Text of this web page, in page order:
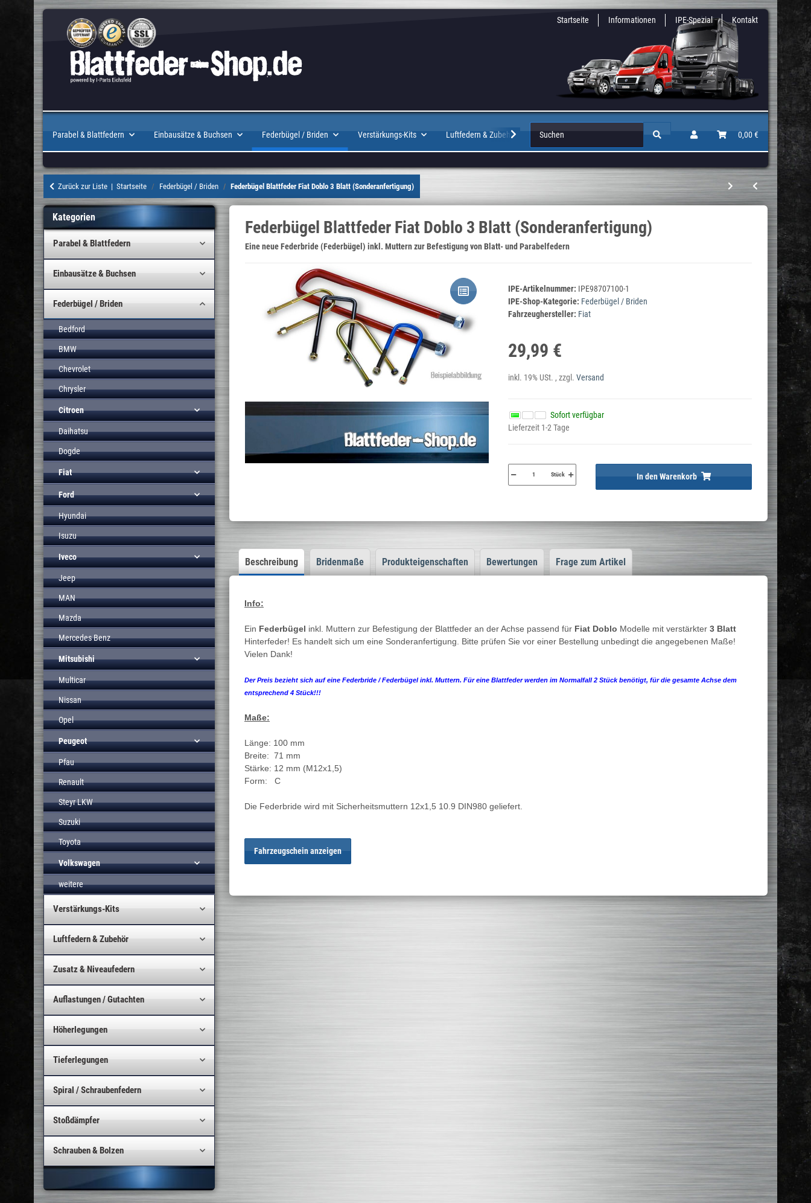
Startseite Informationen IPE-Spezial
Kontakt
0,00 €
Parabel & Blattfedern Einbausätze & Buchsen Federbügel / Briden Verstärkungs-Kits Luftfedern & Zubehör Zusatz & Niveaufedern Auflastungen / Gutachten
Zurück zur Liste Startseite Federbügel / Briden Federbügel Blattfeder Fiat Doblo 3 Blatt (Sonderanfertigung)
Federbügel Blattfeder Fiat Doblo 3 Blatt (Sonderanfertigung)
Eine neue Federbride(Federbügel) inkl. Muttern zur Befestigung von Blatt- und Parabelfedern
IPE-Artikelnummer: IPE98707100-1
IPE-Shop-Kategorie: Federbügel / Briden
Fahrzeughersteller: Fiat
29,99 €
inkl. 19% USt. , zzgl.Versand
Sofort verfügbar
Lieferzeit 1-2 Tage
Stück In den Warenkorb
Beschreibung Bridenmaße Produkteigenschaften Bewertungen Frage zum Artikel
Info:
Ein Federbügel inkl. Muttern zur Befestigung der Blattfeder an der Achse passend für Fiat Doblo Modelle mit verstärkter 3 Blatt
Hinterfeder! Es handelt sich um eine Sonderanfertigung. Bitte prüfen Sie vor einer Bestellung unbedingt die angegebenen Maße!
Vielen Dank!
Der Preis bezieht sich auf eine Federbride / Federbügel inkl. Muttern. Für eine Blattfeder werden im Normalfall 2 Stück benötigt, für die gesamte Achse dem
entsprechend 4 Stück!!!
Maße:
Länge: 100 mm
Breite: 71 mm
Stärke: 12 mm (M12x1,5)
Form: C
Die Federbride wird mit Sicherheitsmuttern 12x1,5 10.9 DIN980 geliefert.
Fahrzeugschein anzeigen
Kategorien
Parabel & Blattfedern
Einbausätze & Buchsen
Federbügel / Briden
Bedford
BMW
Chevrolet
Chrysler
Citroen
Daihatsu
Dogde
Fiat
Ford
Hyundai
Isuzu
Iveco
Jeep
MAN
Mazda
Mercedes Benz
Mitsubishi
Multicar
Nissan
Opel
Peugeot
Pfau
Renault
Steyr LKW
Suzuki
Toyota
Volkswagen
weitere
Verstärkungs-Kits
Luftfedern & Zubehör
Zusatz & Niveaufedern
Auflastungen / Gutachten
Höherlegungen
Tieferlegungen
Spiral / Schraubenfedern
Stoßdämpfer
Schrauben & Bolzen